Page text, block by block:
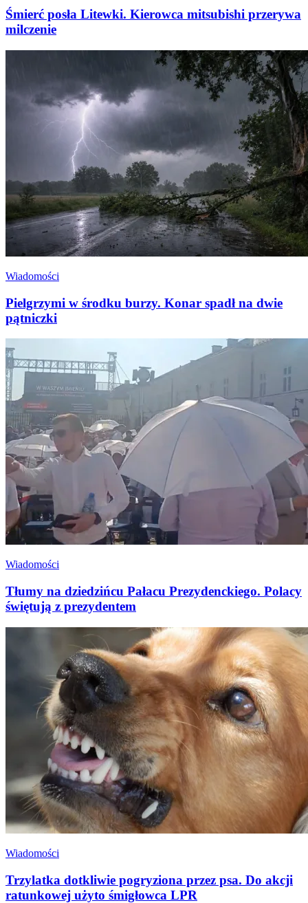
Śmierć posła Litewki. Kierowca mitsubishi przerywa
milczenie
Wiadomości
Pielgrzymi w środku burzy. Konar spadł na dwie
pątniczki
Wiadomości
Tłumy na dziedzińcu Pałacu Prezydenckiego. Polacy
świętują z prezydentem
Wiadomości
Trzylatka dotkliwie pogryziona przez psa. Do akcji
ratunkowej użyto śmigłowca LPR